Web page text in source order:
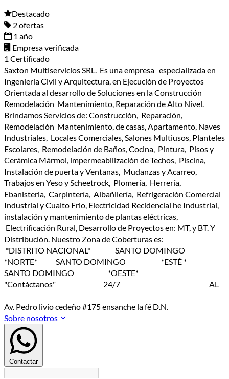
Destacado
2 ofertas
1 año
Empresa verificada
1 Certificado
Saxton Multiservicios SRL. Es una empresa especializada en
Ingeniería Civil y Arquitectura, en Ejecución de Proyectos
Orientada al desarrollo de Soluciones en la Construcción
Remodelación Mantenimiento, Reparación de Alto Nivel.
Brindamos Servicios de: Construcción, Reparación,
Remodelación Mantenimiento, de casas, Apartamento, Naves
Industriales, Locales Comerciales, Salones Multiusos, Planteles
Escolares, Remodelación de Baños, Cocina, Pintura, Pisos y
Cerámica Mármol, impermeabilización de Techos, Piscina,
Instalación de puerta y Ventanas, Mudanzas y Acarreo,
Trabajos en Yeso y Scheetrock, Plomería, Herrería,
Ebanisteria, Carpintería, Albañilería, Refrigeración Comercial
Industrial y Cualto Frio, Electricidad Recidencial he Industrial,
instalación y mantenimiento de plantas eléctricas,
Electrificación Rural, Desarrollo de Proyectos en: MT, y BT. Y
Distribución. Nuestro Zona de Coberturas es:
*DISTRITO NACIONAL* SANTO DOMINGO
*NORTE* SANTO DOMINGO *ESTÉ *
SANTO DOMINGO *OESTE*
"Contáctanos" 24/7 AL
Av. Pedro livio cedeño #175 ensanche la fé D.N.
Sobre nosotros
Contactar